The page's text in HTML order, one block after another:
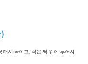
해서 녹이고, 식은 떡 위에 부어서